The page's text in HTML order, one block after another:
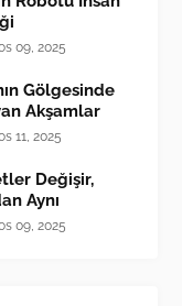
09, 2025
Gölgesinde
Akşamlar
11, 2025
Değişir,
Aynı
09, 2025